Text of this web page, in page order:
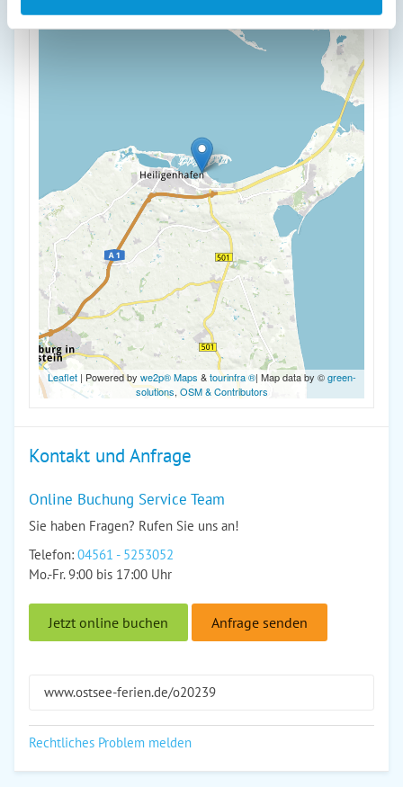
Leaflet| Powered by we2p® Maps &tourinfra ®| Map data by ©green-
solutions, OSM & Contributors
Kontakt und Anfrage
Online Buchung Service Team
Sie haben Fragen? Rufen Sie uns an!
Telefon: 04561 - 5253052
Mo.-Fr. 9:00 bis 17:00 Uhr
Jetzt online buchen Anfrage senden
www.ostsee-ferien.de/o20239
Rechtliches Problem melden